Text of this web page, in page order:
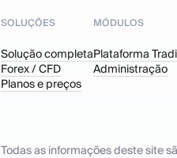
SOLUÇÕES
Solução completa
Forex / CFD
Planos e preços
MÓDULOS
Plataforma
Administração
Todas as informações deste site